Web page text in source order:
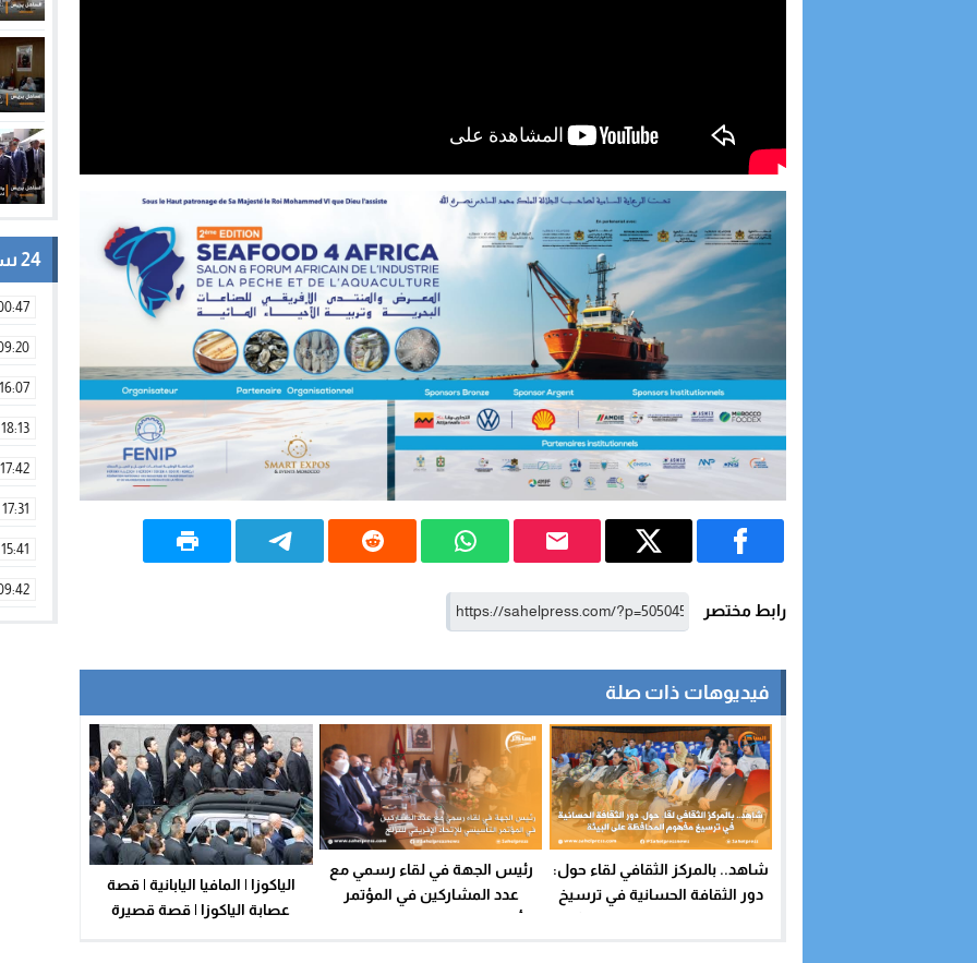
رابط مختصر
فيديوهات ذات صلة
شاهد.. بالمركز الثقافي لقاء حول:
دور الثقافة الحسانية في ترسيخ
رئيس الجهة في لقاء رسمي مع
عدد المشاركين في المؤتمر
الياكوزا | المافيا اليابانية | قصة
عصابة الياكوزا | قصة قصيرة
24 ساعة
16:07
18:13
17:42
17:31
15:41